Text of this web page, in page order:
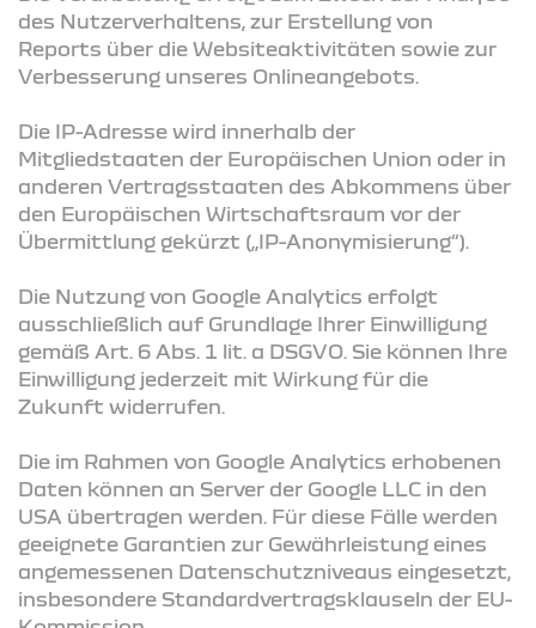
des Nutzerverhaltens, zur Erstellung von
Reports über die Websiteaktivitäten sowie zur
Verbesserung unseres Onlineangebots.
Die IP-Adresse wird innerhalb der
Mitgliedstaaten der Europäischen Union oder in
anderen Vertragsstaaten des Abkommens über
den Europäischen Wirtschaftsraum vor der
Übermittlung gekürzt („IP-Anonymisierung“).
Die Nutzung von Google Analytics erfolgt
ausschließlich auf Grundlage Ihrer Einwilligung
gemäß Art. 6 Abs. 1 lit. a DSGVO. Sie können Ihre
Einwilligung jederzeit mit Wirkung für die
Zukunft widerrufen.
Die im Rahmen von Google Analytics erhobenen
Daten können an Server der Google LLC in den
USA übertragen werden. Für diese Fälle werden
geeignete Garantien zur Gewährleistung eines
angemessenen Datenschutzniveaus eingesetzt,
insbesondere Standardvertragsklauseln der EU-